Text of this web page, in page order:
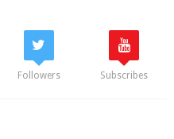
Followers Subscribes